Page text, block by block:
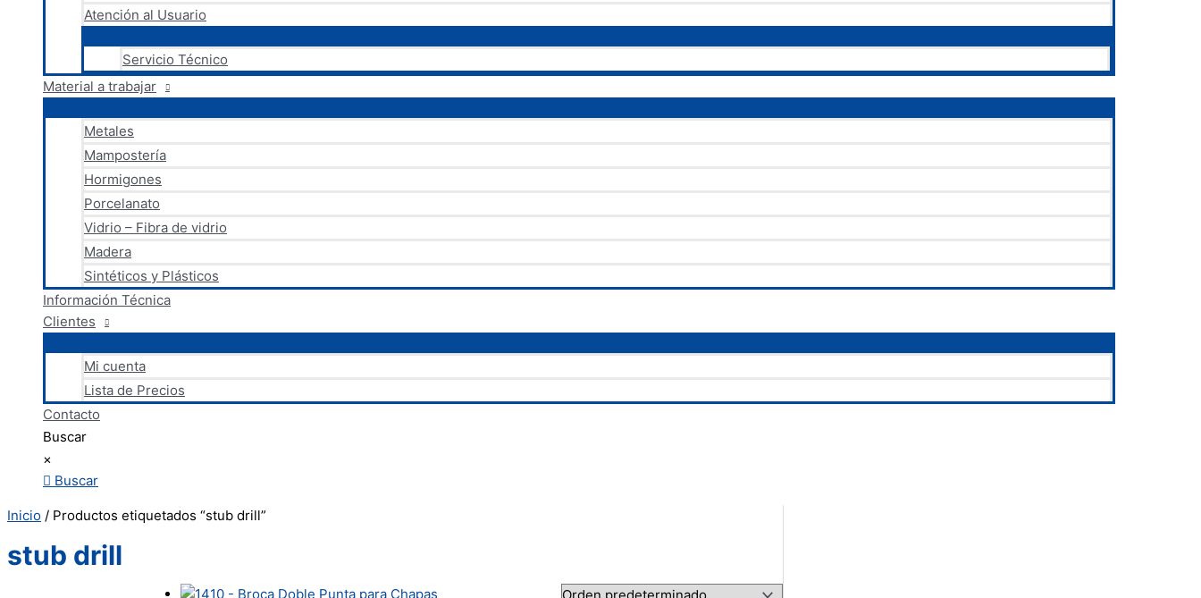
Atención al Usuario
Servicio Técnico
Material a trabajar
Metales
Mampostería
Hormigones
Porcelanato
Vidrio – Fibra de vidrio
Madera
Sintéticos y Plásticos
Información Técnica
Clientes
Mi cuenta
Lista de Precios
Contacto
Buscar
×
Buscar
Inicio / Productos etiquetados “stub drill”
stub drill